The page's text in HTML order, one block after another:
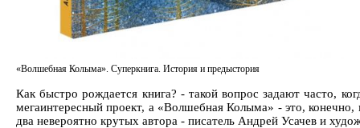
«Волшебная Колыма». Суперкнига. История и предыстория
Как быстро рождается книга? - такой вопрос задают часто,
мегаинтересный проект, а «Волшебная Колыма» - это,
два невероятно крутых автора - писатель Андрей Усачев и